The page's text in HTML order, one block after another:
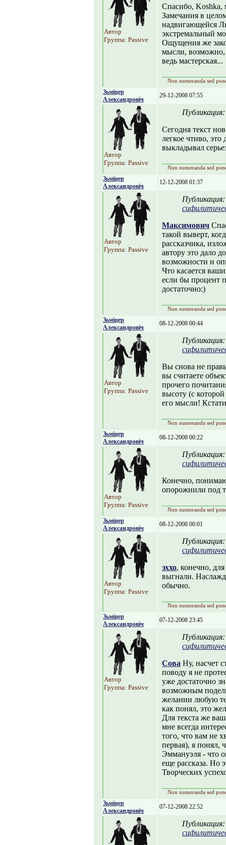
Автор
Группа: Passive
Спасибо, Koshka,
Замечания в
надвигающейся
экстремальный
Ощущения же
мысли, возможно,
ведь мастерская...
Non numeranda sed
Зьміцер
Александровіч
29-12-2008 07:55
Автор
Группа: Passive
Сегодня текст
легкое чтиво, это
выкладывал
Non numeranda sed
Зьміцер
Александровіч
12-12-2008 01:37
Автор
Группа: Passive
Максимович
такой выверт,
рассказчика,
автору это дало
возможности и
Что касается
если бы процент
достаточно:)
Non numeranda sed
Зьміцер
Александровіч
08-12-2008 00:44
Автор
Группа: Passive
Вы снова не
вы считаете
прочего
высоту (с
его мысли!
Non numeranda sed
Зьміцер
Александровіч
08-12-2008 00:22
Автор
Группа: Passive
Конечно,
опорожнили под
Non numeranda sed
Зьміцер
Александровіч
08-12-2008 00:01
Автор
Группа: Passive
эххо, конечно, для
выгнали.
обычно.
Non numeranda sed
Зьміцер
Александровіч
07-12-2008 23:45
Автор
Группа: Passive
Сова Ну, насчет
поводу я не
уже достаточно
возможным
желании любую
как понял, это
Для текста же
мне всегда
того, что вам не
первая), я
Эммануэля - что
еще рассказа. Но
Творческих
Non numeranda sed
Зьміцер
Александровіч
07-12-2008 22:52